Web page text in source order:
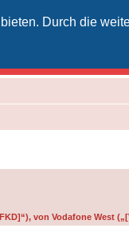
Durch die
von Vodafone West